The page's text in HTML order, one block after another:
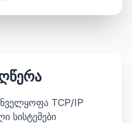
TCP/IP
სისტემები